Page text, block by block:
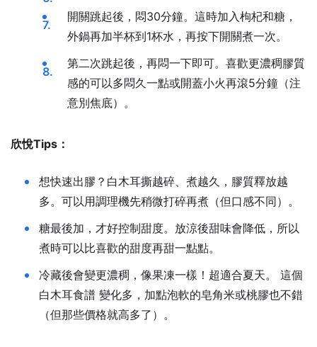
開關跳起後，悶30分鐘。這時加入枸杞和糖，
外鍋再加半杯到1杯水，再按下開關煮一次。
第二次跳起後，再悶一下即可。喜歡更濃稠膠質
感的可以多悶久一點或開蓋小火再滾5分鐘（注
意別焦底）。
欣悅Tips：
想快速出膠？白木耳撕越碎、煮越久，膠質釋放越
多。可以用調理機先稍微打碎再煮（但口感不同）。
糖最後加，才好控制甜度。放涼後甜味會降低，所以
煮時可以比喜歡的甜度再甜一點點。
冷藏後會變更濃稠，像果凍一樣！超適合夏天。 這個
白木耳食譜 變化多，加點泡軟的皂角米或桃膠也不錯
（但那些價格就高多了）。